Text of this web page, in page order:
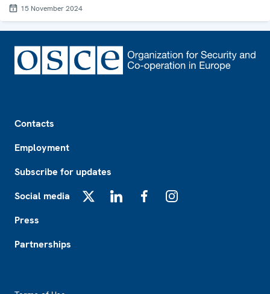
15 November 2024
Contacts
Employment
Subscribe for updates
Social media
Press
Partnerships